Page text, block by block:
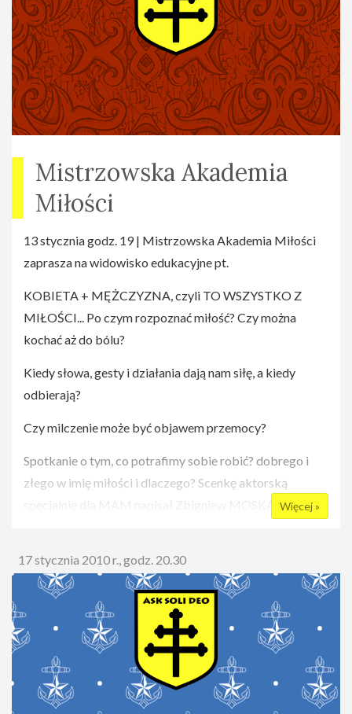
Mistrzowska Akademia
Miłości
13 stycznia godz. 19 | Mistrzowska Akademia Miłości
zaprasza na widowisko edukacyjne pt.
KOBIETA + MĘŻCZYZNA, czyli TO WSZYSTKO Z
MIŁOŚCI... Po czym rozpoznać miłość? Czy można
kochać aż do bólu?
Kiedy słowa, gesty i działania dają nam siłę, a kiedy
odbierają?
Czy milczenie może być objawem przemocy?
Spotkanie o tym, co potrafimy sobie robić? dobrego i
złego w imię miłości i dlaczego? Scenkę aktorską
specjalnie dla MAM napisał Zbigniew MOSKAL.
rozpoczęciem widowiska przy sali teatralnej w Dobrym
Miejscu (będziemy wdzięczni za wcześniejsze
przybycie). Grupy prosimy zgłaszać pod nr tel. 692 513
538. Uwaga: KAŻDY Z NASZYCH WIDZÓW WEJDZIE
NA SALĘ!
13 stycznia, środa, 2010, godz. 19.00-21.45
Więcej »
17 stycznia 2010 r., godz. 20.30